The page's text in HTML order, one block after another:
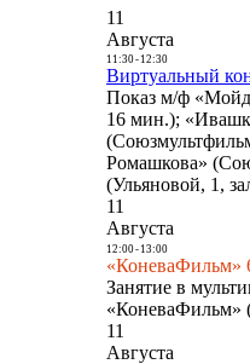
11
Августа
11:30- 12:30
Виртуальный
Показ м/ф
16 мин.);
Ромашкова»
(Ульяновой, 1,
11
Августа
12:00- 13:00
«КоневаФильм»
Занятие в
«КоневаФильм»
11
Августа